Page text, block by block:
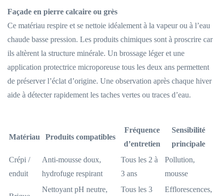
Façade en pierre calcaire ou grès
Ce matériau respire et se nettoie idéalement à la vapeur ou à l’eau
chaude basse pression. Les produits chimiques sont à proscrire car
ils altèrent la structure minérale. Un brossage léger et une
application protectrice microporeuse tous les deux ans permettent
de préserver l’éclat d’origine. Une observation après chaque hiver
aide à détecter rapidement les taches vertes ou traces d’eau.
Matériau Produits compatibles
Fréquence
d’entretien
Sensibilité
principale
Crépi /
enduit
Anti-mousse doux,
hydrofuge respirant
Tous les 2 à
3 ans
Pollution,
mousse
Nettoyant pH neutre,
Tous les 3
Efflorescences,